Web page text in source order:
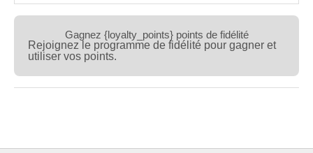
Gagnez {loyalty_points} points de fidélité
Rejoignez le programme de fidélité pour gagner et
utiliser vos points.